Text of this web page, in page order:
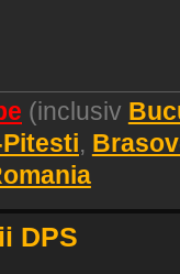
(inclusiv
,
DPS